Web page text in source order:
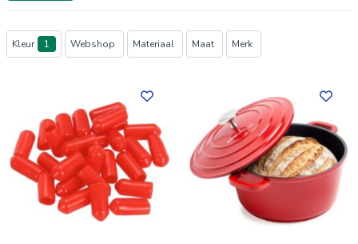
Producten
Kleur 1 Webshop Materiaal Maat Merk